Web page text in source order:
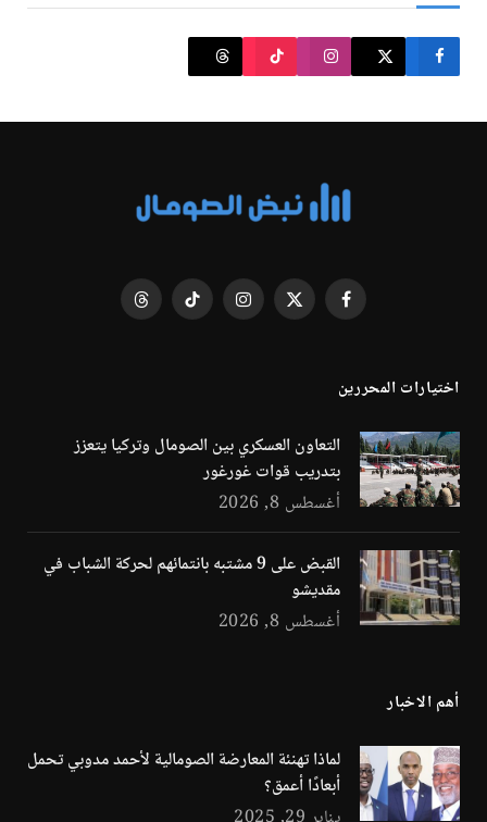
فيسبوك X
الانستغرامتيكتوك Threads
اختيارات المحررين
التعاون العسكري بين الصومال وتركيا يتعزز
بتدريب قوات غورغور
أغسطس 8, 2026
القبض على 9 مشتبه بانتمائهم لحركة الشباب في
مقديشو
أغسطس 8, 2026
أهم الاخبار
لماذا تهنئة المعارضة الصومالية لأحمد مدوبي تحمل
أبعادًا أعمق؟